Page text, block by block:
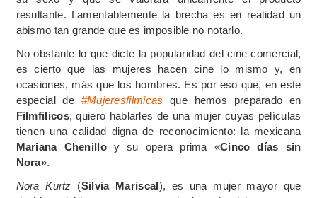
resultante. Lamentablemente la brecha es en realidad un
abismo tan grande que es imposible no notarlo.
No obstante lo que dicte la popularidad del cine comercial,
es cierto que las mujeres hacen cine lo mismo y, en
ocasiones, más que los hombres. Es por eso que, en este
especial de #Mujeresfilmicas que hemos preparado en
Filmfilicos, quiero hablarles de una mujer cuyas películas
tienen una calidad digna de reconocimiento: la mexicana
Mariana Chenilloy su opera prima «Cinco días sin
Nora».
Nora Kurtz (Silvia Mariscal), es una mujer mayor que